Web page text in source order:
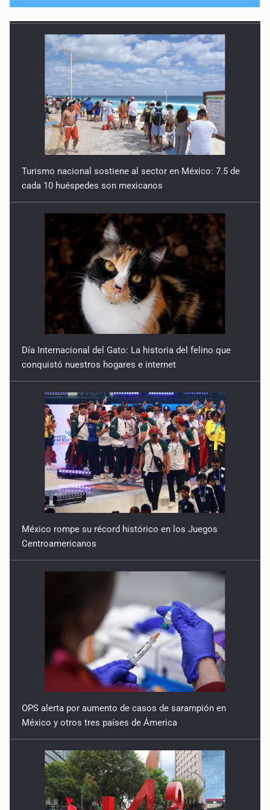
No hay problema de salud
11 de Julio de 2026
Detienen en Tlajomulco a hombre con dos armas de fuego
y más de 50 cartuchos
10 de Julio de 2026
Instalan mesa de seguridad para conductores de ERT
9 de Julio de 2026
Que tiradero
10 de Julio de 2026
Detienen a conductor por amenazar con arma tras
incidente vial
9 de Julio de 2026
Reactivarán contraflujo en López Mateos Sur a partir del
13 de julio
Y no se enoje con el FBI
Lo que quedó del mundial
8 de Julio de 2026
Hombre es investigado por ser autor intelectual del
feminicidio de su madre
7 de Julio de 2026
A ver cuántos quedan
Turismo nacional sostiene al sector en México: 7.5 de
cada 10 huéspedes son mexicanos
Día Internacional del Gato: La historia del felino que
conquistó nuestros hogares e internet
México rompe su récord histórico en los Juegos
Centroamericanos
OPS alerta por aumento de casos de sarampión en
México y otros tres países de Ámerica